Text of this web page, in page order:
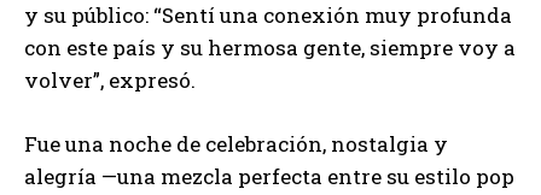
y su público: “Sentí una conexión muy profunda
con este país y su hermosa gente, siempre voy a
volver”, expresó.
Fue una noche de celebración, nostalgia y
alegría —una mezcla perfecta entre su estilo pop